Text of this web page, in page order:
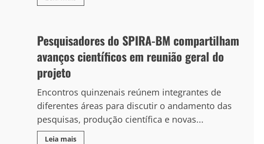
Pesquisadores do SPIRA-BM compartilham
avanços científicos em reunião geral do
projeto
Encontros quinzenais reúnem integrantes de
diferentes áreas para discutir o andamento das
pesquisas, produção científica e novas...
Leia mais